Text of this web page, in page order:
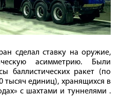
сделал ставку на оружие,
асимметрию. Были
баллистических ракет (по
тысяч единиц), хранящихся в
с шахтами и туннелями .